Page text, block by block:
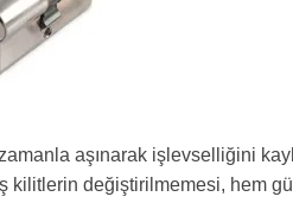
aşınarak işlevselliğini
kilitlerin değiştirilmemesi, hem